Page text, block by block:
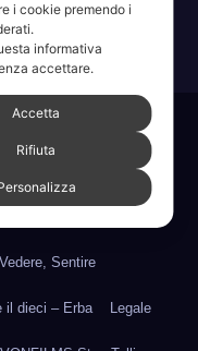
Tema: News Way di
Sentire
il dieci – Erba Legale
i cookie premendo i
informativa
accettare.
Accetta
Rifiuta